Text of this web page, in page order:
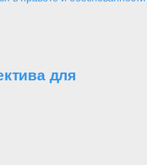
для